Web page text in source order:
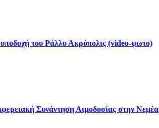
υποδοχή του Ράλλυ Ακρόπολις (video-φωτο)
Συνάντηση Αιμοδοσίας στην Νεμέα